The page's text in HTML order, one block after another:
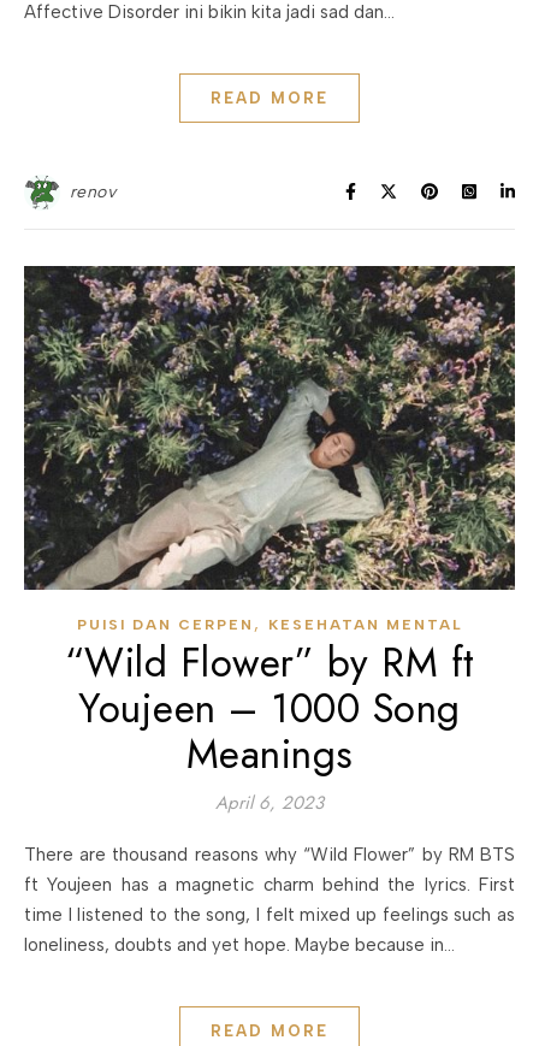
Affective Disorder ini bikin kita jadi sad dan…
READ MORE
renov
PUISI DAN CERPEN , KESEHATAN MENTAL
“Wild Flower” by RM ft
Youjeen – 1000 Song
Meanings
April 6, 2023
There are thousand reasons why “Wild Flower” by RM BTS
ft Youjeen has a magnetic charm behind the lyrics. First
time I listened to the song, I felt mixed up feelings such as
loneliness, doubts and yet hope. Maybe because in…
READ MORE